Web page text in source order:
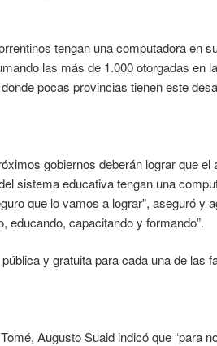
tengan una computadora en
las más de 1.000 otorgadas en
pocas provincias tienen este
gobiernos deberán lograr que
sistema educativa tengan una
que lo vamos a lograr”, aseguró y
educando, capacitando y formando”.
y gratuita para cada una de las
Augusto Suaid indicó que “para